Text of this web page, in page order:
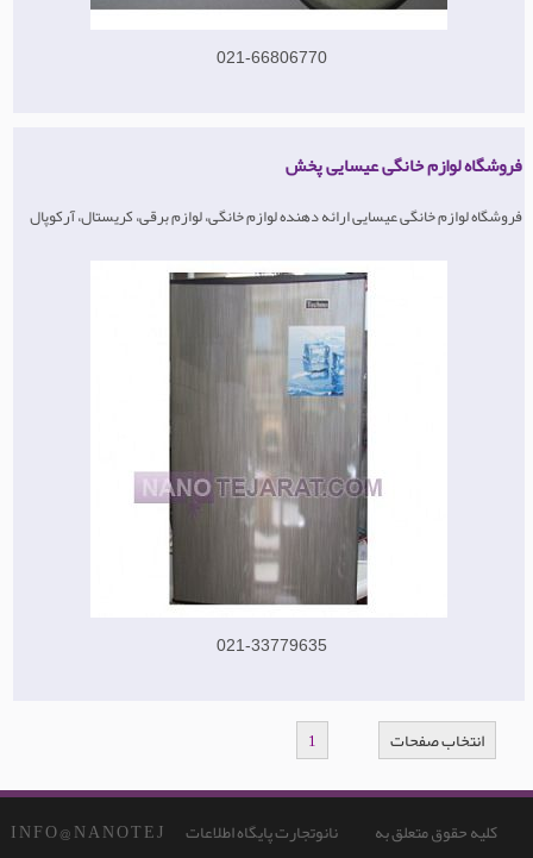
021-66806770
فروشگاه لوازم خانگی عیسایی پخش
فروشگاه لوازم خانگی عیسایی ارائه دهنده لوازم خانگی، لوازم برقی، کریستال، آرکوپال
021-33779635
انتخاب صفحات 1
I N F O @ N A N O T E J
نانوتجارت پایگاه اطلاعات
کلیه حقوق متعلق به